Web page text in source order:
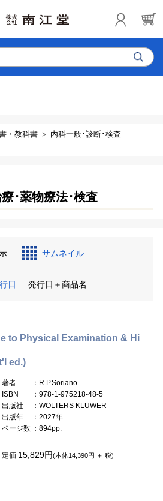
・教科書 内科一般･診断･検査
･薬物療法･検査
サムネイル
日 発行日＋商品名
to Physical Examination & Hi
ed.)
著者
：R.P.Soriano
ISBN
：978-1-975218-48-5
出版社
：WOLTERS KLUWER
出版年
：2027年
ページ数 ：894pp.
定価 15,829円(本体14,390円 ＋ 税)